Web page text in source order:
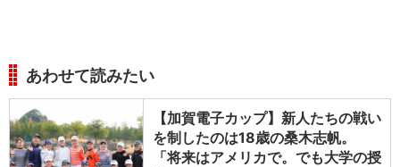
あわせて読みたい
【加賀電子カップ】新人たちの戦い
を制したのは18歳の桑木志帆。
「将来はアメリカで。でも大学の授